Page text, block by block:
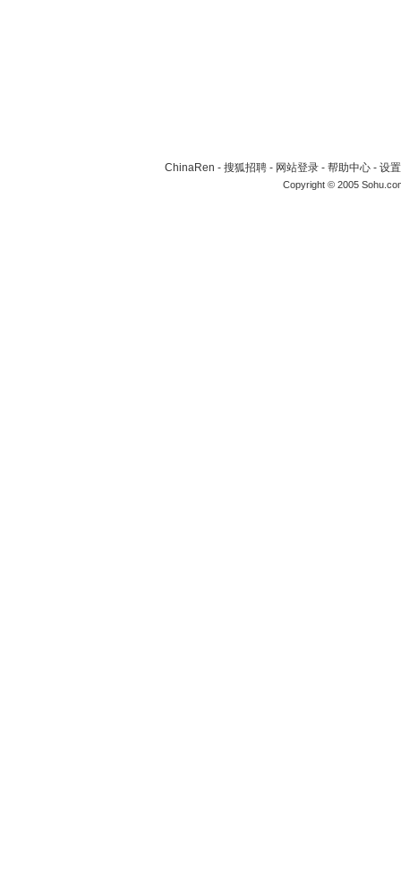
ChinaRen - 搜狐招聘 - 网站登录 - 帮助中心 - 设
Copyright © 2005